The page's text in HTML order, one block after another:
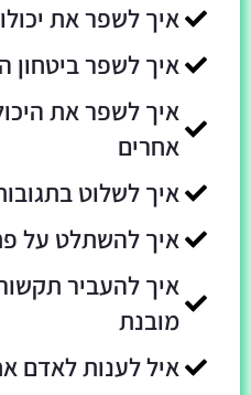
איך לשפר את
איך לשפר ביטחון
איך לשפר את
אחרים
איך לשלוט
איך להשתלט על
איך להעביר
מובנת
איל לענות לאדם